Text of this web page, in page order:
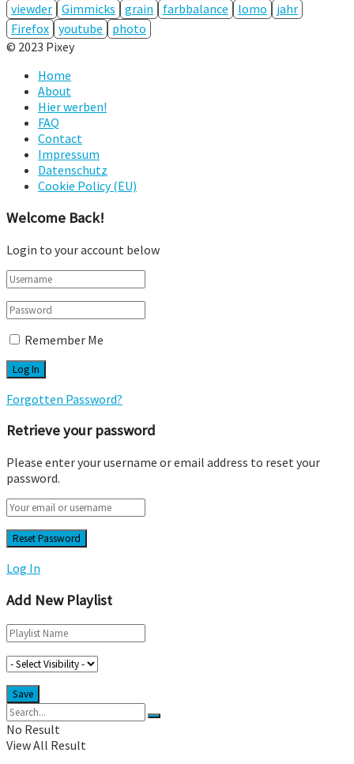
viewder Gimmicks grain farbbalance lomo
jahr
Firefox youtube
photo
© 2023 Pixey
Home
About
Hier werben!
FAQ
Contact
Impressum
Datenschutz
Cookie Policy (EU)
Welcome Back!
Login to your account below
Remember Me
Forgotten Password?
Retrieve your password
Please enter your username or email address to reset your
password.
Log In
Add New Playlist
No Result
View All Result